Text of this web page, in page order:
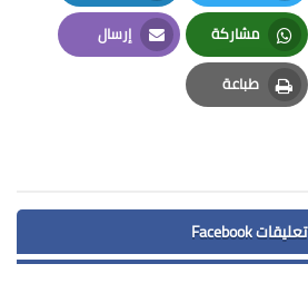
Twitter
LinkedIn
مشاركة
Whatsapp
إرسال
Email
طباعة
Print
تعليقات Facebook